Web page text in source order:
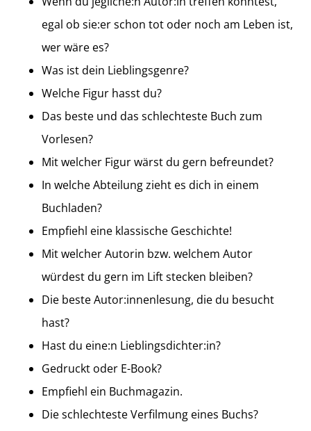
egal ob sie:er schon tot oder noch am Leben ist,
wer wäre es?
Was ist dein Lieblingsgenre?
Welche Figur hasst du?
Das beste und das schlechteste Buch zum
Vorlesen?
Mit welcher Figur wärst du gern befreundet?
In welche Abteilung zieht es dich in einem
Buchladen?
Empfiehl eine klassische Geschichte!
Mit welcher Autorin bzw. welchem Autor
würdest du gern im Lift stecken bleiben?
Die beste Autor:innenlesung, die du besucht
hast?
Hast du eine:n Lieblingsdichter:in?
Gedruckt oder E-Book?
Empfiehl ein Buchmagazin.
Die schlechteste Verfilmung eines Buchs?